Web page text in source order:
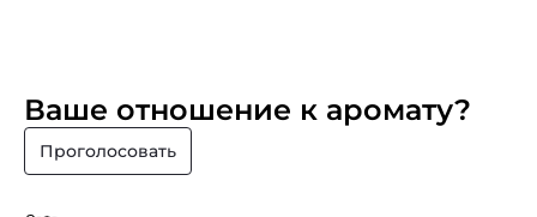
Ваше отношение к аромату?
Проголосовать